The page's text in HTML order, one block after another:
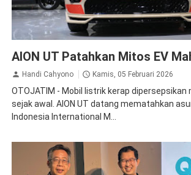
AION UT Patahkan Mitos EV
Handi Cahyono Kamis, 05 Februari 2026
OTOJATIM - Mobil listrik kerap dipersepsikan
sejak awal. AION UT datang mematahkan
Indonesia International M...